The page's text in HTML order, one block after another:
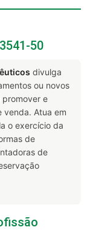
50
divulga
ou novos
promover e
venda. Atua em
o exercício da
de
de